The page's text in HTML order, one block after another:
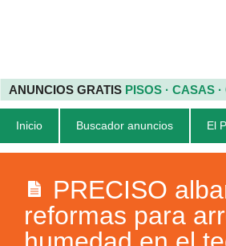
ANUNCIOS GRATIS PISOS · CASAS
Inicio Buscador anuncios El
PRECISO
reformas para